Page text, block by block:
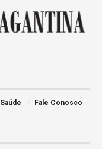
Saúde Fale Conosco